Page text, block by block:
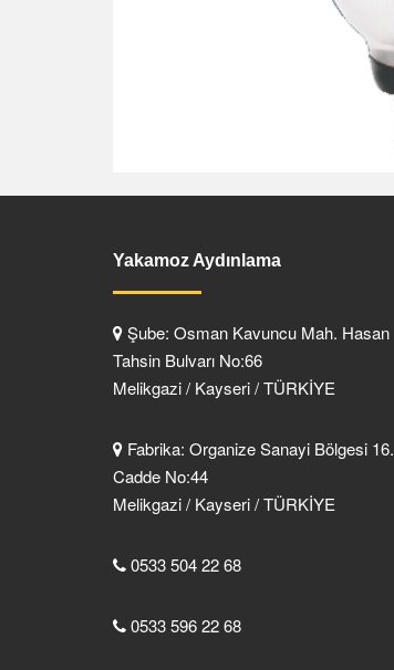
Yakamoz Aydınlama
Şube: Osman Kavuncu Mah. Hasan
Tahsin Bulvarı No:66
Melikgazi / Kayseri / TÜRKİYE
Fabrika: Organize Sanayi Bölgesi 16.
Cadde No:44
Melikgazi / Kayseri / TÜRKİYE
0533 504 22 68
0533 596 22 68